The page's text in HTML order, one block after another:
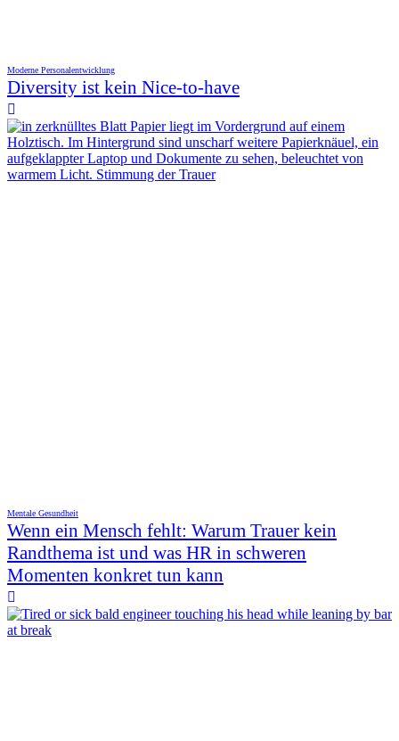
Moderne Personalentwicklung
Diversity ist kein Nice-to-have

Mentale Gesundheit
Wenn ein Mensch fehlt: Warum Trauer kein
Randthema ist und was HR in schweren
Momenten konkret tun kann
